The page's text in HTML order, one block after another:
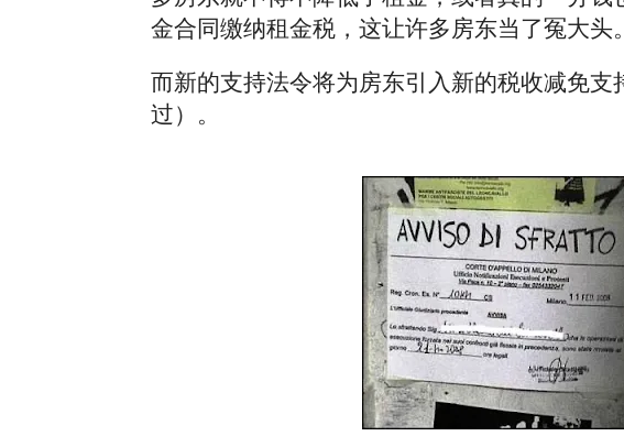
金合同缴纳租金税，这让许多房东当了冤大头。
而新的支持法令将为房东引入新的税收减免支
过）。